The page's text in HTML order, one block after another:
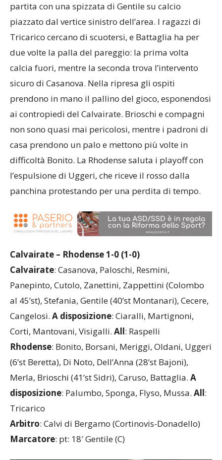
partita con una spizzata di Gentile su calcio
piazzato dal vertice sinistro dell’area. I ragazzi di
Tricarico cercano di scuotersi, e Battaglia ha per
due volte la palla del pareggio: la prima volta
calcia fuori, mentre la seconda trova l’intervento
sicuro di Casanova. Nella ripresa gli ospiti
prendono in mano il pallino del gioco, esponendosi
ai contropiedi del Calvairate. Brioschi e compagni
non sono quasi mai pericolosi, mentre i padroni di
casa prendono un palo e mettono più volte in
difficoltà Bonito. La Rhodense saluta i playoff con
l’espulsione di Uggeri, che riceve il rosso dalla
panchina protestando per una perdita di tempo.
Calvairate – Rhodense 1-0 (1-0)
Calvairate: Casanova, Paloschi, Resmini,
Panepinto, Cutolo, Zanettini, Zappettini (Colombo
al 45’st), Stefania, Gentile (40’st Montanari), Cecere,
Cangelosi. A disposizione: Ciaralli, Martignoni,
Corti, Mantovani, Visigalli. All: Raspelli
Rhodense: Bonito, Borsani, Meriggi, Oldani, Uggeri
(6’st Beretta), Di Noto, Dell’Anna (28’st Bajoni),
Merla, Brioschi (41’st Sidri), Caruso, Battaglia. A
disposizione: Palumbo, Sponga, Flyso, Mussa. All:
Tricarico
Arbitro: Calvi di Bergamo (Cortinovis-Donadello)
Marcatore: pt: 18′ Gentile (C)